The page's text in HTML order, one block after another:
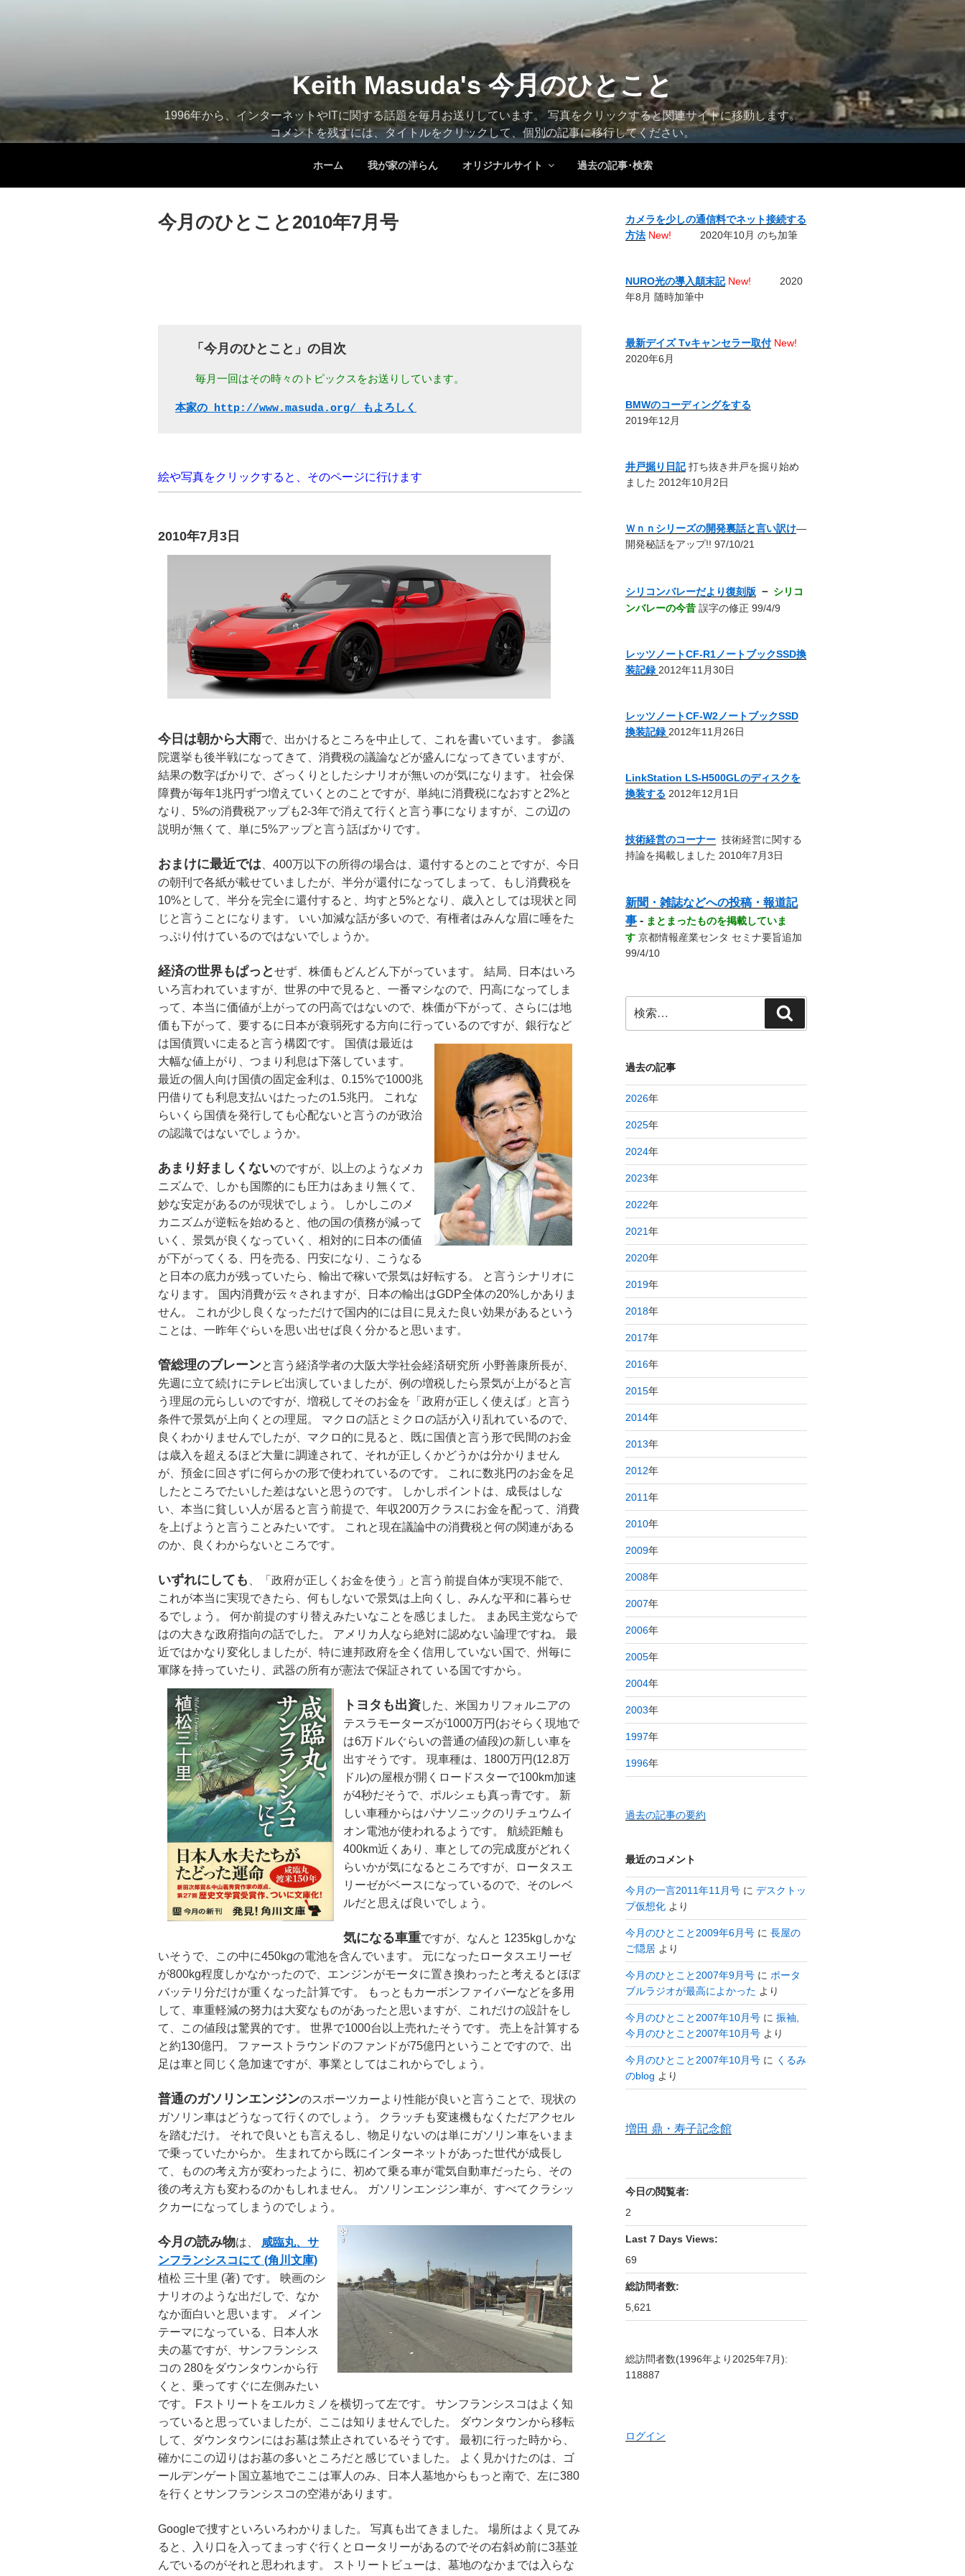
ス
ッ
Keith Masuda's 今月のひとこと
1996年から、インターネットやITに関する話題を毎月お送りしています。 写真をクリックすると関連サイトに移動します。
コメントを残すには、タイトルをクリックして、個別の記事に移行してください。
ホーム 我が家の洋らん オリジナルサイト 過去の記事･検索
今月のひとこと2010年7月号
  「今月のひとこと」の目次
  毎月一回はその時々のトピックスをお送りしています。
本家の http://www.masuda.org/ もよろしく
絵や写真をクリックすると、そのページに行けます
2010年7月3日
今日は朝から大雨で、出かけるところを中止して、これを書いています。 参議
院選挙も後半戦になってきて、消費税の議論などが盛んになってきていますが、
結果の数字ばかりで、ざっくりとしたシナリオが無いのが気になります。 社会保
障費が毎年1兆円ずつ増えていくとのことですが、単純に消費税になおすと2%と
なり、5%の消費税アップも2-3年で消えて行くと言う事になりますが、この辺の
説明が無くて、単に5%アップと言う話ばかりです。
おまけに最近では 、400万以下の所得の場合は、還付するとのことですが、今日
の朝刊で各紙が載せていましたが、半分が還付になってしまって、もし消費税を
10%として、半分を完全に還付すると、均すと5%となり、歳入としては現状と同
じと言うことになります。 いい加減な話が多いので、有権者はみんな眉に唾をた
っぷり付けているのではないでしょうか。
経済の世界もぱっとせず、株価もどんどん下がっています。 結局、日本はいろ
いろ言われていますが、世界の中で見ると、一番マシなので、円高になってしま
って、本当に価値が上がっての円高ではないので、株価が下がって、さらには地
価も下がって、要するに日本が衰弱死する方向に行っているのですが、銀行など
は国債買いに走ると言う構図です。 国債は最近は
大幅な値上がり、つまり利息は下落しています。
最近の個人向け国債の固定金利は、0.15%で1000兆
円借りても利息支払いはたったの1.5兆円。 これな
らいくら国債を発行しても心配ないと言うのが政治
の認識ではないでしょうか。
あまり好ましくないのですが、以上のようなメカ
ニズムで、しかも国際的にも圧力はあまり無くて、
妙な安定があるのが現状でしょう。 しかしこのメ
カニズムが逆転を始めると、他の国の債務が減って
いく、景気が良くなっていく、相対的に日本の価値
が下がってくる、円を売る、円安になり、こうなる
と日本の底力が残っていたら、輸出で稼いで景気は好転する。 と言うシナリオに
なります。 国内消費が云々されますが、日本の輸出はGDP全体の20%しかありま
せん。 これが少し良くなっただけで国内的には目に見えた良い効果があるという
ことは、一昨年ぐらいを思い出せば良く分かると思います。
管総理のブレーンと言う経済学者の大阪大学社会経済研究所 小野善康所長が、
先週に立て続けにテレビ出演していましたが、例の増税したら景気が上がると言
う理屈の元らしいのですが、増税してそのお金を「政府が正しく使えば」と言う
条件で景気が上向くとの理屈。 マクロの話とミクロの話が入り乱れているので、
良くわかりませんでしたが、マクロ的に見ると、既に国債と言う形で民間のお金
は歳入を超えるほど大量に調達されて、それが正しくかどうかは分かりません
が、預金に回さずに何らかの形で使われているのです。 これに数兆円のお金を足
したところでたいした差はないと思うのです。 しかしポイントは、成長はしな
い、本当に貧しい人が居ると言う前提で、年収200万クラスにお金を配って、消費
を上げようと言うことみたいです。 これと現在議論中の消費税と何の関連がある
のか、良くわからないところです。
いずれにしても
、「政府が正しくお金を使う」と言う前提自体が実現不能で、
これが本当に実現できたら、何もしないで景気は上向くし、みんな平和に暮らせ
るでしょう。 何か前提のすり替えみたいなことを感じました。 まあ民主党ならで
はの大きな政府指向の話でした。 アメリカ人なら絶対に認めない論理ですね。 最
近ではかなり変化しましたが、特に連邦政府を全く信用していない国で、州毎に
軍隊を持っていたり、武器の所有が憲法で保証されて いる国ですから。
トヨタも出資した、米国カリフォルニアの
テスラモーターズが1000万円(おそらく現地で
は6万ドルぐらいの普通の値段)の新しい車を
出すそうです。 現車種は、1800万円(12.8万
ドル)の屋根が開くロードスターで100km加速
が4秒だそうで、ポルシェも真っ青です。 新
しい車種からはパナソニックのリチュウムイ
オン電池が使われるようです。 航続距離も
400km近くあり、車としての完成度がどれく
らいかが気になるところですが、ロータスエ
リーゼがベースになっているので、そのレベ
ルだと思えば良いでしょう。
気になる車重ですが、なんと 1235kgしかな
いそうで、この中に450kgの電池を含んでいます。 元になったロータスエリーゼ
が800kg程度しかなかったので、エンジンがモータに置き換わったと考えるとほぼ
バッテリ分だけが重くなった計算です。 もっともカーボンファイバーなどを多用
して、車重軽減の努力は大変なものがあったと思いますが、これだけの設計をし
て、この値段は驚異的です。 世界で1000台以上売れたそうです。 売上を計算する
と約130億円。 ファーストラウンドのファンドが75億円ということですので、出
足は車と同じく急加速ですが、事業としてはこれからでしょう。
普通のガソリンエンジンのスポーツカーより性能が良いと言うことで、現状の
ガソリン車はどうなって行くのでしょう。 クラッチも変速機もなくただアクセル
を踏むだけ。 それで良いとも言えるし、物足りないのは単にガソリン車をいまま
で乗っていたからか。 生まれてから既にインターネットがあった世代が成長し
て、ものの考え方が変わったように、初めて乗る車が電気自動車だったら、その
後の考え方も変わるのかもしれません。 ガソリンエンジン車が、すべてクラシッ
クカーになってしまうのでしょう。
今月の読み物は、
咸臨丸、サ
ンフランシスコにて (角川文庫)
植松 三十里 (著) です。 映画のシ
ナリオのような出だしで、なか
なか面白いと思います。 メイン
テーマになっている、日本人水
夫の墓ですが、サンフランシス
コの 280をダウンタウンから行
くと、乗ってすぐに左側みたい
です。 Fストリートをエルカミノを横切って左です。 サンフランシスコはよく知
っていると思っていましたが、ここは知りませんでした。 ダウンタウンから移転
して、ダウンタウンにはお墓は禁止されているそうです。 最初に行った時から、
確かにこの辺りはお墓の多いところだと感じていました。 よく見かけたのは、ゴ
ールデンゲート国立墓地でここは軍人のみ、日本人墓地からもっと南で、左に380
を行くとサンフランシスコの空港があります。
Googleで捜すといろいろわかりました。 写真も出てきました。 場所はよく見てみ
ると、入り口を入ってまっすぐ行くとロータリーがあるのでその右斜め前に3基並
んでいるのがそれと思われます。 ストリートビューは、墓地のなかまでは入らな
カメラを少しの通信料でネット接続する
方法 New! 2020年10月 のち加筆
NURO光の導入顛末記 New! 2020
年8月 随時加筆中
最新デイズ Tvキャンセラー取付New!
2020年6月
BMWのコーディングをする
2019年12月
井戸掘り日記 打ち抜き井戸を掘り始め
ました 2012年10月2日
Ｗｎｎシリーズの開発裏話と言い訳け―
開発秘話をアップ!! 97/10/21
シリコンバレーだより復刻版 － シリコ
ンバレーの今昔 誤字の修正 99/4/9
レッツノートCF-R1ノートブックSSD換
装記録 2012年11月30日
レッツノートCF-W2ノートブックSSD
換装記録 2012年11月26日
LinkStation LS-H500GLのディスクを
換装する 2012年12月1日
技術経営のコーナー技術経営に関する
持論を掲載しました 2010年7月3日
新聞・雑誌などへの投稿・報道記
事- まとまったものを掲載していま
す 京都情報産業センタ セミナ要旨追加
99/4/10
索:
索
過去の記事
2026年
2025年
2024年
2023年
2022年
2021年
2020年
2019年
2018年
2017年
2016年
2015年
2014年
2013年
2012年
2011年
2010年
2009年
2008年
2007年
2006年
2005年
2004年
2003年
1997年
1996年
過去の記事の要約
最近のコメント
今月の一言2011年11月号に デスクトッ
プ仮想化より
今月のひとこと2009年6月号に 長屋の
ご隠居より
今月のひとこと2007年9月号に ポータ
ブルラジオが最高によかった より
今月のひとこと2007年10月号に 振袖,
今月のひとこと2007年10月号より
今月のひとこと2007年10月号に くるみ
のblog より
増田 鼎・寿子記念館
今日の閲覧者:
2
Last 7 Days Views:
69
総訪問者数:
5,621
総訪問者数(1996年より2025年7月):
118887
ログイン